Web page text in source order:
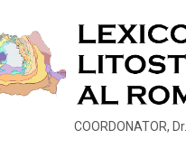
COORDONATOR,